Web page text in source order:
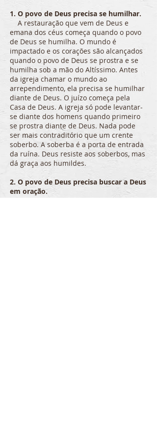
1. O povo de Deus precisa se humilhar.
A restauração que vem de Deus e
emana dos céus começa quando o povo
de Deus se humilha. O mundo é
impactado e os corações são alcançados
quando o povo de Deus se prostra e se
humilha sob a mão do Altíssimo. Antes
da igreja chamar o mundo ao
arrependimento, ela precisa se humilhar
diante de Deus. O juízo começa pela
Casa de Deus. A igreja só pode levantar-
se diante dos homens quando primeiro
se prostra diante de Deus. Nada pode
ser mais contraditório que um crente
soberbo. A soberba é a porta de entrada
da ruína. Deus resiste aos soberbos, mas
dá graça aos humildes.
2. O povo de Deus precisa buscar a Deus
em oração.
Quando o homem reconhece sua